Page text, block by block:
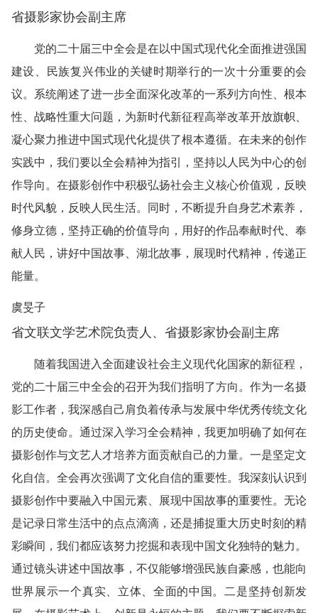
省摄影家协会副主席
党的二十届三中全会是在以中国式现代化全面推进强国
建设、民族复兴伟业的关键时期举行的一次十分重要的会
议。系统阐述了进一步全面深化改革的一系列方向性、根本
性、战略性重大问题，为新时代新征程高举改革开放旗帜、
凝心聚力推进中国式现代化提供了根本遵循。在未来的创作
实践中，我们要以全会精神为指引，坚持以人民为中心的创
作导向。在摄影创作中积极弘扬社会主义核心价值观，反映
时代风貌，反映人民生活。同时，不断提升自身艺术素养，
修身立德，坚持正确的价值导向，用好的作品奉献时代、奉
献人民，讲好中国故事、湖北故事，展现时代精神，传递正
能量。
虞旻子
省文联文学艺术院负责人、省摄影家协会副主席
随着我国进入全面建设社会主义现代化国家的新征程，
党的二十届三中全会的召开为我们指明了方向。作为一名摄
影工作者，我深感自己肩负着传承与发展中华优秀传统文化
的历史使命。通过深入学习全会精神，我更加明确了如何在
摄影创作与文艺人才培养方面贡献自己的力量。一是坚定文
化自信。全会再次强调了文化自信的重要性。我深刻认识到
摄影创作中要融入中国元素、展现中国故事的重要性。无论
是记录日常生活中的点点滴滴，还是捕捉重大历史时刻的精
彩瞬间，我们都应该努力挖掘和表现中国文化独特的魅力。
通过镜头讲述中国故事，不仅能够增强民族自豪感，也能向
世界展示一个真实、立体、全面的中国。二是坚持创新发